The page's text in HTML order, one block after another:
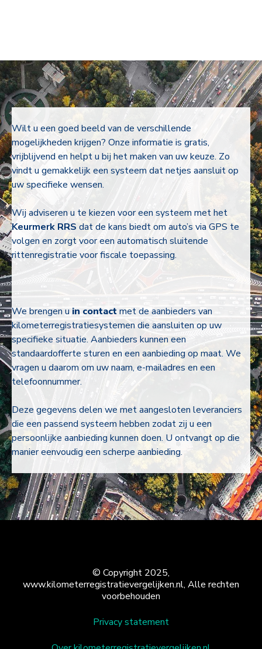
Wilt u een goed beeld van de verschillende
mogelijkheden krijgen? Onze informatie is gratis,
vrijblijvend en helpt u bij het maken van uw keuze. Zo
vindt u gemakkelijk een systeem dat netjes aansluit op
uw specifieke wensen.
Wij adviseren u te kiezen voor een systeem met het
Keurmerk RRS dat de kans biedt om auto’s via GPS te
volgen en zorgt voor een automatisch sluitende
rittenregistratie voor fiscale toepassing.
We brengen u in contactmet de aanbieders van
kilometerregistratiesystemen die aansluiten op uw
specifieke situatie. Aanbieders kunnen een
standaardofferte sturen en een aanbieding op maat. We
vragen u daarom om uw naam, e-mailadres en een
telefoonnummer.
Deze gegevens delen we met aangesloten leveranciers
die een passend systeem hebben zodat zij u een
persoonlijke aanbieding kunnen doen. U ontvangt op die
manier eenvoudig een scherpe aanbieding.
© Copyright 2025,
www.kilometerregistratievergelijken.nl, Alle rechten
voorbehouden
Privacy statement